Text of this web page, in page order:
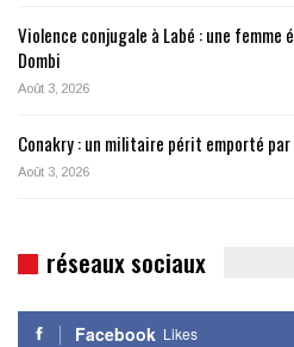
Violence conjugale à Labé : une femme
Dombi
Août 3, 2026
Conakry : un militaire périt emporté par
Août 3, 2026
réseaux sociaux
Facebook Likes